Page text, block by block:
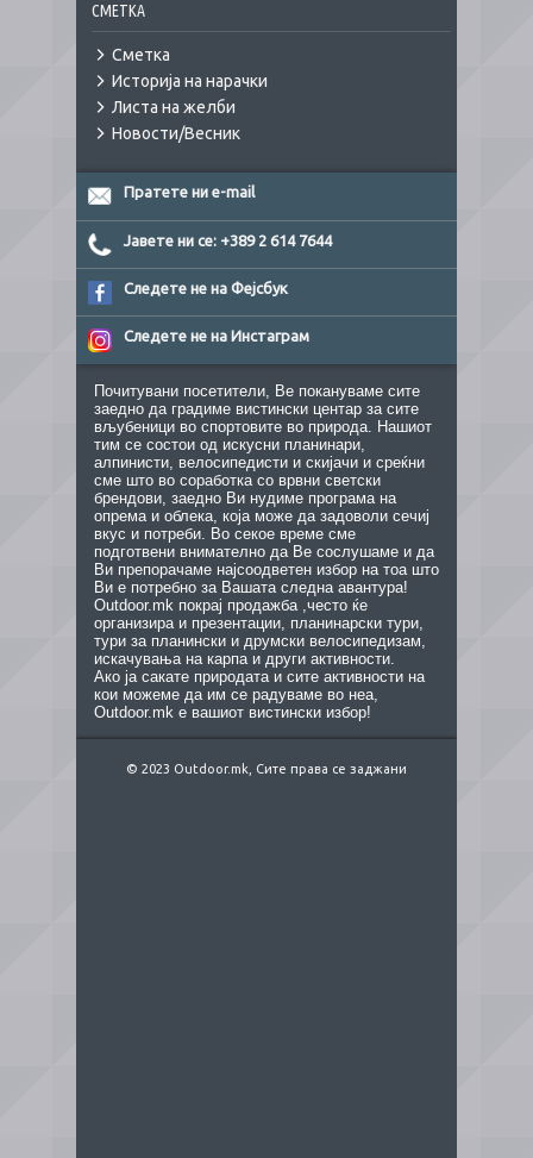
СМЕТКА
Сметка
Историја на нарачки
Листа на желби
Новости/Весник
Пратете ни e-mail
Јавете ни се: +389 2 614 7644
Следете не на Фејсбук
Следете не на Инстаграм
Почитувани посетители, Ве покануваме сите
заедно да градиме вистински центар за сите
вљубеници во спортовите во природа. Нашиот
тим се состои од искусни планинари,
алпинисти, велосипедисти и скијачи и среќни
сме што во соработка со врвни светски
брендови, заедно Ви нудиме програма на
опрема и облека, која може да задоволи сечиј
вкус и потреби. Во секое време сме
подготвени внимателно да Ве сослушаме и да
Ви препорачаме најсоодветен избор на тоа што
Ви е потребно за Вашата следна авантура!
Outdoor.mk покрај продажба ,често ќе
организира и презентации, планинарски тури,
тури за планински и друмски велосипедизам,
искачувања на карпа и други активности.
Ако ја сакате природата и сите активности на
кои можеме да им се радуваме во неа,
Outdoor.mk е вашиот вистински избор!
© 2023 Outdoor.mk, Сите права се заджани